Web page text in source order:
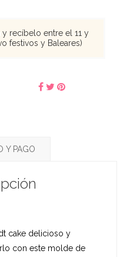
recíbelo entre el 11 y
festivos y Baleares)
Y PAGO
cake delicioso y
con este molde de